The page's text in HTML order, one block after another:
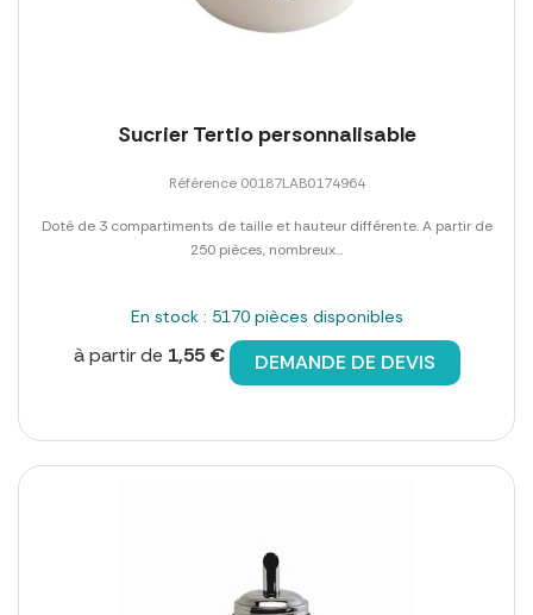
Sucrier Tertio personnalisable
Référence 00187LAB0174964
Doté de 3 compartiments de taille et hauteur différente. A partir de
250 pièces, nombreux...
En stock : 5170 pièces disponibles
à partir de 1,55 € DEMANDE DE DEVIS